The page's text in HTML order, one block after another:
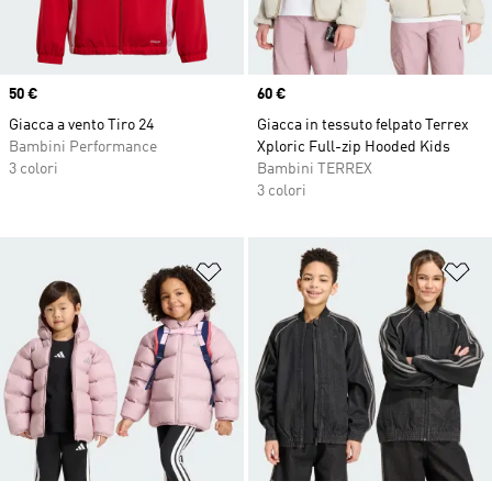
Price
50 €
Giacca a vento Tiro 24
Bambini Performance
3 colori
Price
60 €
Giacca in tessuto felpato Terrex
Xploric Full-zip Hooded Kids
Bambini TERREX
3 colori
Aggiungi alla lista dei desideri